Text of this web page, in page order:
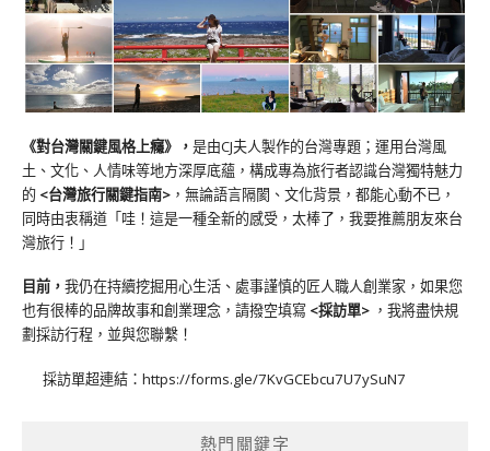
《對台灣關鍵風格上癮》 ， 是由CJ夫人製作的台灣專題；運用台灣風
土、文化、人情味等地方深厚底蘊，構成專為旅行者認識台灣獨特魅力
的 <台灣旅行關鍵指南> ，無論語言隔閡、文化背景，都能心動不已，
同時由衷稱道「哇！這是一種全新的感受，太棒了，我要推薦朋友來台
灣旅行！」
目前， 我仍在持續挖掘用心生活、處事謹慎的匠人職人創業家，如果您
也有很棒的品牌故事和創業理念，請撥空填寫 <採訪單> ，我將盡快規
劃採訪行程，並與您聯繫！
採訪單超連結： https://forms.gle/7KvGCEbcu7U7ySuN7
熱門關鍵字